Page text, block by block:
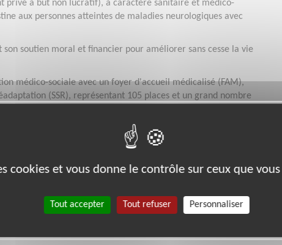
privé à but non lucratif), à caractère sanitaire et médico-
aux personnes atteintes de maladies neurologiques avec
soutien moral et financier pour améliorer sans cesse la vie
médico-sociale avec un foyer d'accueil médicalisé (FAM),
(SSR), représentant 105 places et un grand nombre
cookies et vous donne le contrôle sur ceux que
Tout accepter Tout refuser Personnaliser